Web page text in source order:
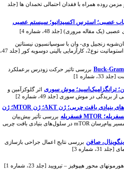
روده همراه با فقدان احتمالی تخمدان ها [جلد
عصبی؛ استرس اکسیداتیو؛ سیستم عصبی
مقاله مروری) [جلد 48، شماره 4]
زنجبیل وی- ‌وان با سوسپانسیون نیستاتین
100000 واحد در بیماران مبتلا به دنچر استوماتیت نوع2، کارآزمایی بالینی دوسویه کور [جلد 47،
بررسی تاثیر حرکت زودرس برعملکرد
1]
ترانگزامیک‌اسید؛ موش سوری اثر گلوکزآمین و
در موش سوری [جلد 49، شماره 2]
ترنسفکشن؛ مسیر mTOR؛ سلول‌های بنیادی بافت چربی؛ ژن AKT؛ ژن MTOR؛ ژن
بررسی تأثیر بیش‌بیان
کلاستر miR-302/367 بر بیان ژن‌های مسیر پیام‌رسان mTOR در سلول‌های بنیادی بافت چربی
صافن بررسی نتایج اعمال جراحی بازسازی
شماره 3]
محور هیپوفیز – تیرویید [جلد 23، شماره 1]